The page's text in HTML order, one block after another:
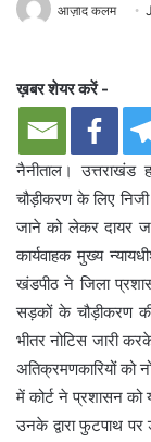
आज़ाद कलम
ख़बर शेयर करें -
नैनीताल। उत्तराखंड
चौड़ीकरण के लिए
जाने को लेकर दायर
कार्यवाहक मुख्य
खंडपीठ ने जिला
सड़कों के चौड़ीकरण
भीतर नोटिस जारी
अतिक्रमणकारियों को
में कोर्ट ने प्रशासन
उनके द्वारा फुटपाथ